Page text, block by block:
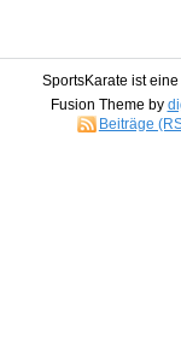
SportsKarate ist
Fusion Theme by
Beiträge